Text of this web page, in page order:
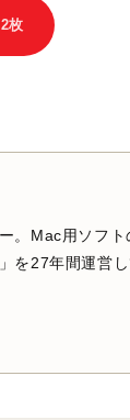
2枚
。Mac用ソフ
を27年間運営